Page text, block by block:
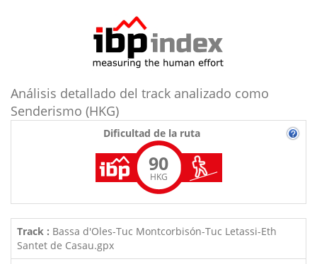
Análisis detallado del track analizado como
Senderismo (HKG)
Dificultad de la ruta
90
HKG
Track : Bassa d'Oles-Tuc Montcorbisón-Tuc Letassi-Eth
Santet de Casau.gpx